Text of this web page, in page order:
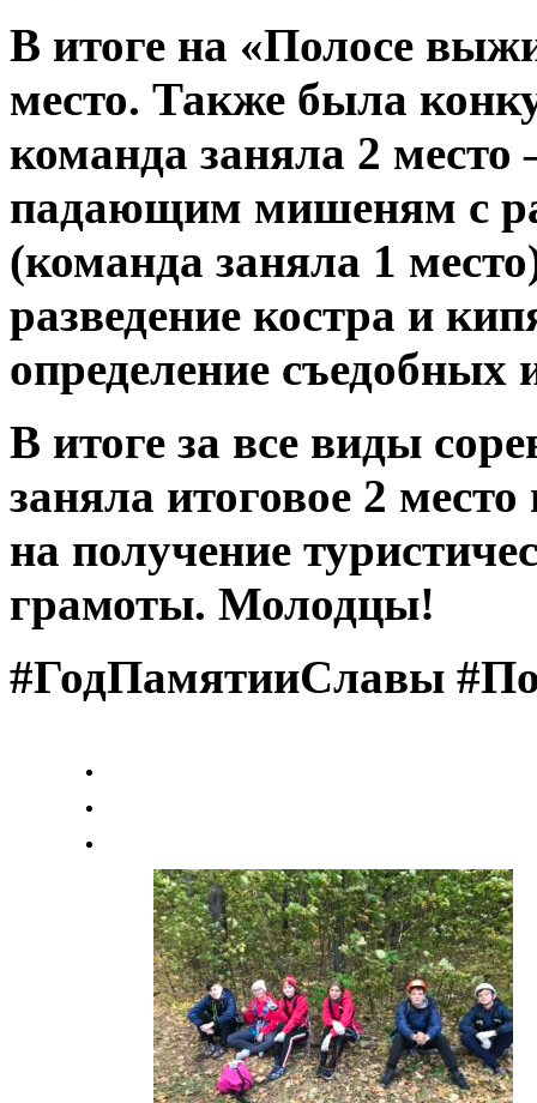
В итоге на «Полосе
место. Также была
команда заняла 2 место
падающим мишеням с
(команда заняла 1
разведение костра и
определение съедобных
В итоге за все виды
заняла итоговое 2
на получение
грамоты. Молодцы!
#ГодПамятииСлавы